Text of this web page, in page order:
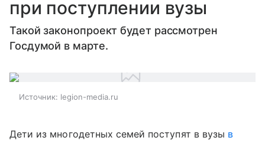
при поступлении вузы
Такой законопроект будет рассмотрен
Госдумой в марте.
Источник: legion-media.ru
Дети из многодетных семей поступят в вузы в